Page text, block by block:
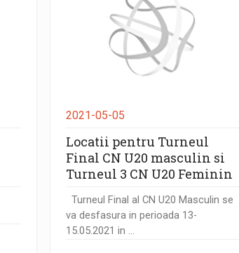
2021-05-05
Locatii pentru Turneul
Final CN U20 masculin si
Turneul 3 CN U20 Feminin
Turneul Final al CN U20 Masculin se
va desfasura in perioada 13-
15.05.2021 in ...